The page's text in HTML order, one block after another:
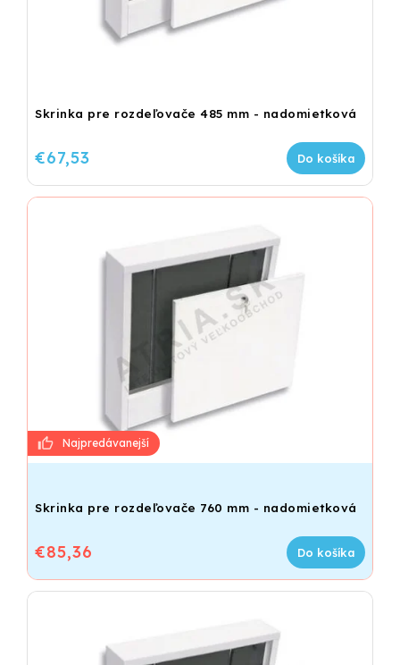
Skrinka pre rozdeľovače 485 mm - nadomietková
€67,53 Do košíka
Skrinka pre rozdeľovače 760 mm - nadomietková
€85,36 Do košíka